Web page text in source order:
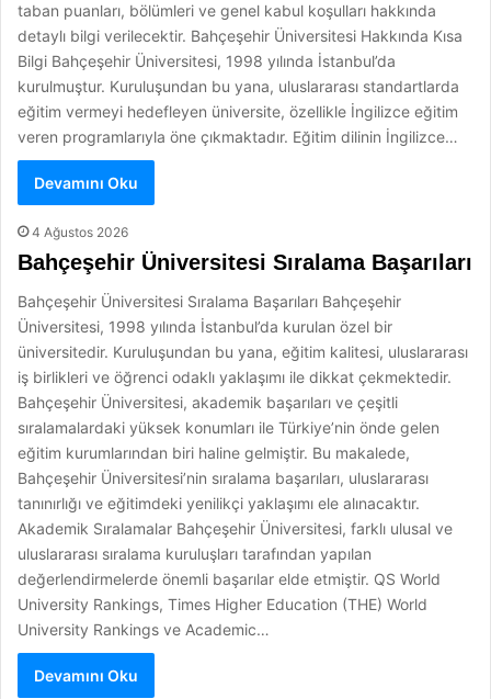
taban puanları, bölümleri ve genel kabul koşulları hakkında
detaylı bilgi verilecektir. Bahçeşehir Üniversitesi Hakkında Kısa
Bilgi Bahçeşehir Üniversitesi, 1998 yılında İstanbul’da
kurulmuştur. Kuruluşundan bu yana, uluslararası standartlarda
eğitim vermeyi hedefleyen üniversite, özellikle İngilizce eğitim
veren programlarıyla öne çıkmaktadır. Eğitim dilinin İngilizce…
Devamını Oku
4 Ağustos 2026
Bahçeşehir Üniversitesi Sıralama Başarıları
Bahçeşehir Üniversitesi Sıralama Başarıları Bahçeşehir
Üniversitesi, 1998 yılında İstanbul’da kurulan özel bir
üniversitedir. Kuruluşundan bu yana, eğitim kalitesi, uluslararası
iş birlikleri ve öğrenci odaklı yaklaşımı ile dikkat çekmektedir.
Bahçeşehir Üniversitesi, akademik başarıları ve çeşitli
sıralamalardaki yüksek konumları ile Türkiye’nin önde gelen
eğitim kurumlarından biri haline gelmiştir. Bu makalede,
Bahçeşehir Üniversitesi’nin sıralama başarıları, uluslararası
tanınırlığı ve eğitimdeki yenilikçi yaklaşımı ele alınacaktır.
Akademik Sıralamalar Bahçeşehir Üniversitesi, farklı ulusal ve
uluslararası sıralama kuruluşları tarafından yapılan
değerlendirmelerde önemli başarılar elde etmiştir. QS World
University Rankings, Times Higher Education (THE) World
University Rankings ve Academic…
Devamını Oku